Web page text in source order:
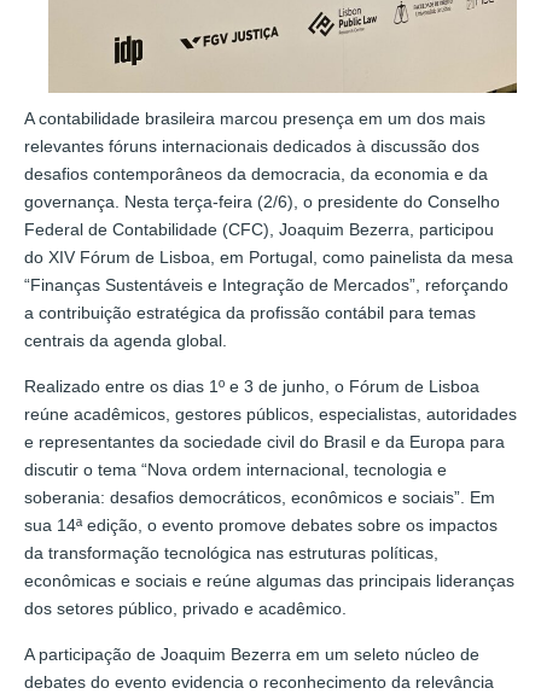
A contabilidade brasileira marcou presença em um dos mais
relevantes fóruns internacionais dedicados à discussão dos
desafios contemporâneos da democracia, da economia e da
governança. Nesta terça-feira (2/6), o presidente do Conselho
Federal de Contabilidade (CFC), Joaquim Bezerra, participou
do XIV Fórum de Lisboa, em Portugal, como painelista da mesa
“Finanças Sustentáveis e Integração de Mercados”, reforçando
a contribuição estratégica da profissão contábil para temas
centrais da agenda global.
Realizado entre os dias 1º e 3 de junho, o Fórum de Lisboa
reúne acadêmicos, gestores públicos, especialistas, autoridades
e representantes da sociedade civil do Brasil e da Europa para
discutir o tema “Nova ordem internacional, tecnologia e
soberania: desafios democráticos, econômicos e sociais”. Em
sua 14ª edição, o evento promove debates sobre os impactos
da transformação tecnológica nas estruturas políticas,
econômicas e sociais e reúne algumas das principais lideranças
dos setores público, privado e acadêmico.
A participação de Joaquim Bezerra em um seleto núcleo de
debates do evento evidencia o reconhecimento da relevância